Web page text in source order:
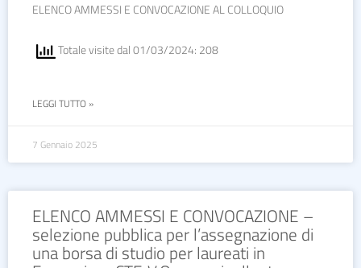
ELENCO AMMESSI E CONVOCAZIONE AL COLLOQUIO
Totale visite dal 01/03/2024: 208
LEGGI TUTTO »
7 Gennaio 2025
ELENCO AMMESSI E CONVOCAZIONE –
selezione pubblica per l’assegnazione di
una borsa di studio per laureati in